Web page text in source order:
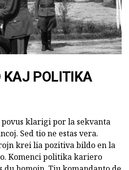
KAJ POLITIKA
klarigi por la sekvanta
Sed tio ne estas vera.
krei lia pozitiva bildo en la
Komenci politika kariero